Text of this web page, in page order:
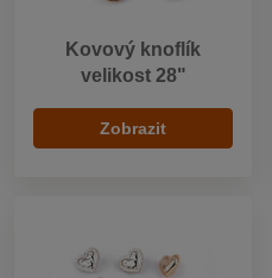
Kovový knoflík
velikost 28"
Zobrazit